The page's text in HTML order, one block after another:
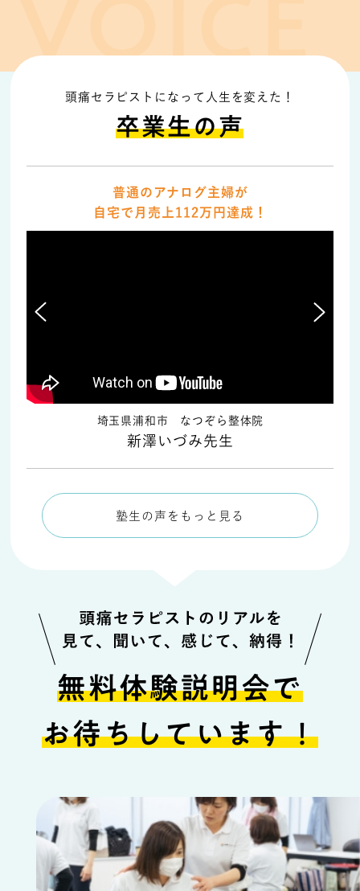
頭痛セラピストになって人生を変えた！
卒業生の声
普通のアナログ主婦が
自宅で月売上112万円達成！
埼玉県浦和市 なつぞら整体院
新澤いづみ先生
塾生の声をもっと見る
無料体験説明会で
お待ちしています！